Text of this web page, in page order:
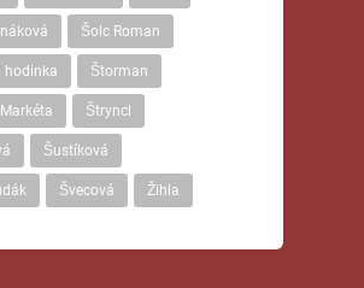
Šolc Roman
hodinka Štorman
Štryncl
Šustíková
Švecová Žihla